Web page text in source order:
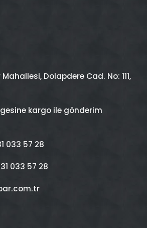
Mahallesi, Dolapdere Cad. No: 111,
kargo ile gönderim
033 57 28
033 57 28